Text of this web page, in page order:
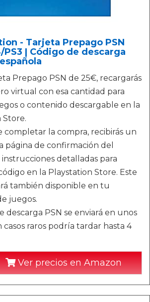
- Tarjeta Prepago PSN
PS3 | Código de descarga
Prepago PSN de 25€, recargarás
virtual con esa cantidad para
o contenido descargable en la
Store.
completar la compra, recibirás un
página de confirmación del
detalladas para
en la Playstation Store. Este
también disponible en tu
juegos.
descarga PSN se enviará en unos
casos raros podría tardar hasta 4
Ver precios en Amazon